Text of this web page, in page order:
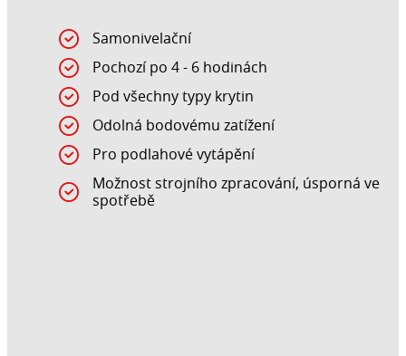
Samonivelační
Pochozí po 4 - 6 hodinách
Pod všechny typy krytin
Odolná bodovému zatížení
Pro podlahové vytápění
Možnost strojního zpracování, úsporná ve
spotřebě